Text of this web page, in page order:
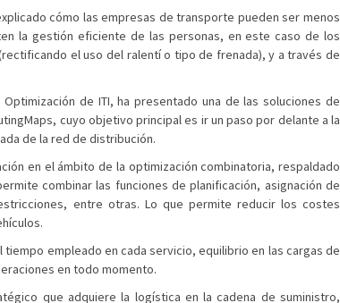
cómo las empresas de transporte pueden ser menos
la gestión eficiente de las personas, en este caso de los
el uso del ralentí o tipo de frenada), y a través de
de ITI, ha presentado una de las soluciones de
cuyo objetivo principal es ir un paso por delante a la
de la red de distribución.
en el ámbito de la optimización combinatoria, respaldado
combinar las funciones de planificación, asignación de
entre otras. Lo que permite reducir los costes
empleado en cada servicio, equilibrio en las cargas de
en todo momento.
que adquiere la logística en la cadena de suministro,